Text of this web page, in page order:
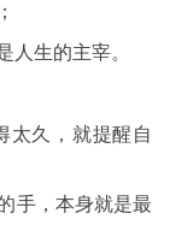
人生的主宰。
太久，就提醒自
手，本身就是最